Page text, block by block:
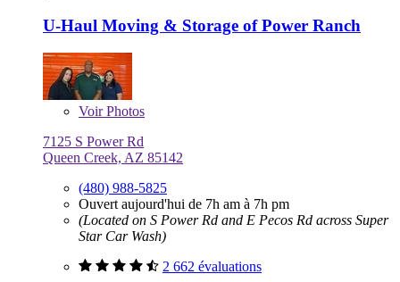
U-Haul Moving & Storage of Power Ranch
VoirPhotos
7125 S Power Rd
Queen Creek, AZ 85142
(480) 988-5825
Ouvert aujourd'hui de 7h am à 7h pm
(Located on S Power Rd and E Pecos Rd across Super
Star Car Wash)
2 662 évaluations